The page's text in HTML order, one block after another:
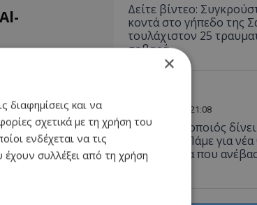
Al-
Δείτε βίντεο:
κοντά στο γήπεδο της
τουλάχιστον 25
σοβαρά
06.08.2026 - 21:08
Έλληνας ηθοποιός
καρκίνο - «Πάμε για
φωτογραφία που
νοσοκομείο
×
διαφημίσεις και να
σχετικά με τη χρήση του
ενδέχεται να τις
συλλέξει από τη χρήση